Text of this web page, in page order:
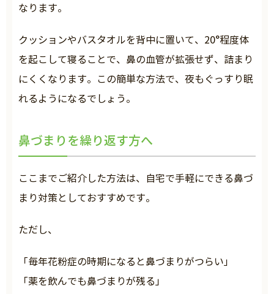
なります。
クッションやバスタオルを背中に置いて、20°程度体
を起こして寝ることで、鼻の血管が拡張せず、詰まり
にくくなります。この簡単な方法で、夜もぐっすり眠
れるようになるでしょう。
鼻づまりを繰り返す方へ
ここまでご紹介した方法は、自宅で手軽にできる鼻づ
まり対策としておすすめです。
ただし、
「毎年花粉症の時期になると鼻づまりがつらい」
「薬を飲んでも鼻づまりが残る」